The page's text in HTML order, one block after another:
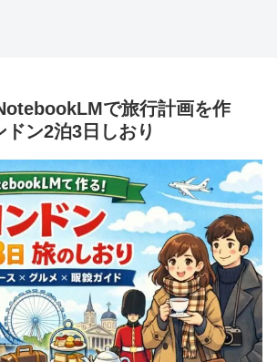
で旅行計画を作
ドン2泊3日しおり